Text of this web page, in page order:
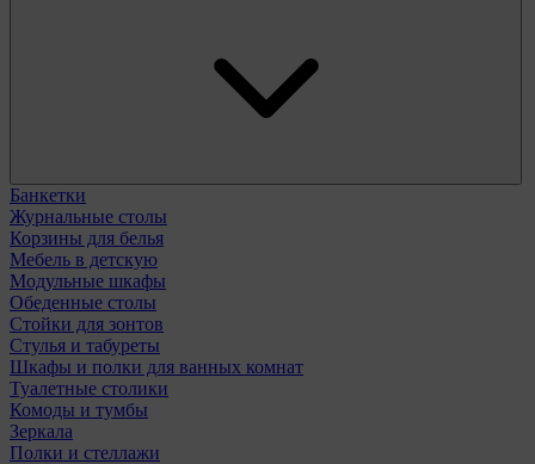
Банкетки
Журнальные столы
Корзины для белья
Мебель в детскую
Модульные шкафы
Обеденные столы
Стойки для зонтов
Стулья и табуреты
Шкафы и полки для ванных комнат
Туалетные столики
Комоды и тумбы
Зеркала
Полки и стеллажи